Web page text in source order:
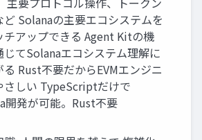
ど Solanaの主要エコシステムを
チアップできる Agent Kitの機
じてSolanaエコシステム理解に
る Rust不要だからEVMエンジニ
さしい TypeScriptだけで
開発が可能。Rust不要